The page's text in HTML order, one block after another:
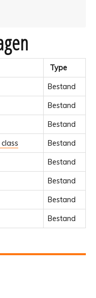
Type
Bestand
Bestand
Bestand
Bestand
Bestand
Bestand
Bestand
Bestand